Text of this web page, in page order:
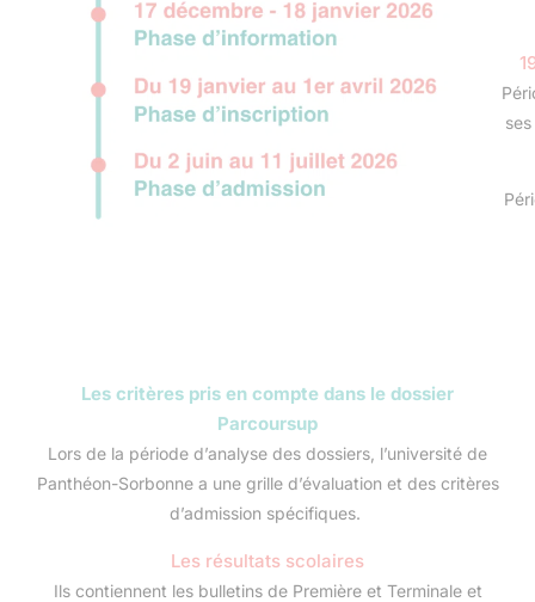
Les critères pris en compte dans le dossier
Parcoursup
Lors de la période d’analyse des dossiers, l’université de
Panthéon-Sorbonne a une grille d’évaluation et des critères
d’admission spécifiques.
Les résultats scolaires
Ils contiennent les bulletins de Première et Terminale et